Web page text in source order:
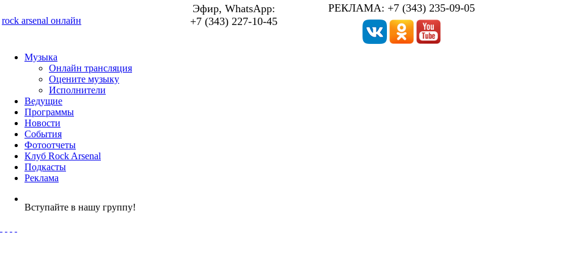
rock arsenal онлайн
Эфир, WhatsApp:
+7 (343) 227-10-45
РЕКЛАМА: +7 (343) 235-09-05
Музыка
Онлайн трансляция
Оцените музыку
Исполнители
Ведущие
Программы
Новости
События
Фотоотчеты
Клуб Rock Arsenal
Подкасты
Реклама
Вступайте в нашу группу!